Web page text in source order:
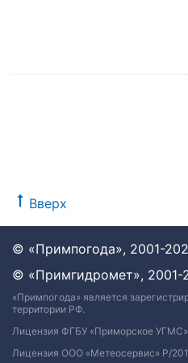
Вверх
© «Примпогода», 2001-
© «Примгидромет», 2001-
«Примпогода» является
территории РФ.
Лицензия ФГБУ «Приморское
Лицензия ООО «Метеосервис» Р/